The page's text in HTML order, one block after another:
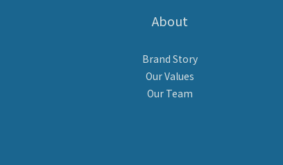
About
Brand Story
Our Values
Our Team